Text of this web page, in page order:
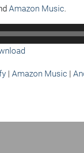
Amazon Music.
|Amazon Music |